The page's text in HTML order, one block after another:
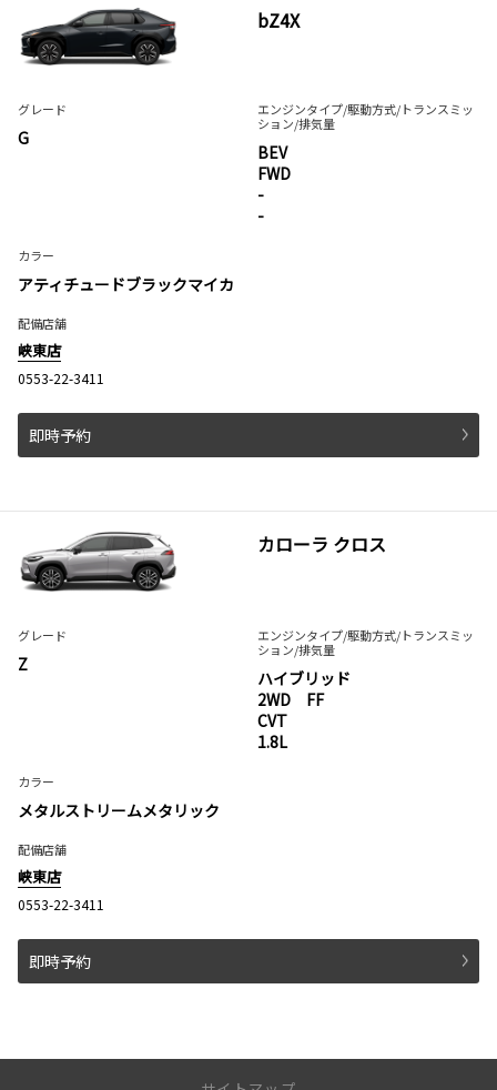
bZ4X
グレード
G
エンジンタイプ/駆動方式/トランスミッ
ション/排気量
BEV
FWD
-
-
カラー
アティチュードブラックマイカ
配備店舗
峡東店
0553-22-3411
即時予約
カローラ クロス
グレード
Z
エンジンタイプ/駆動方式/トランスミッ
ション/排気量
ハイブリッド
2WD FF
CVT
1.8L
カラー
メタルストリームメタリック
配備店舗
峡東店
0553-22-3411
即時予約